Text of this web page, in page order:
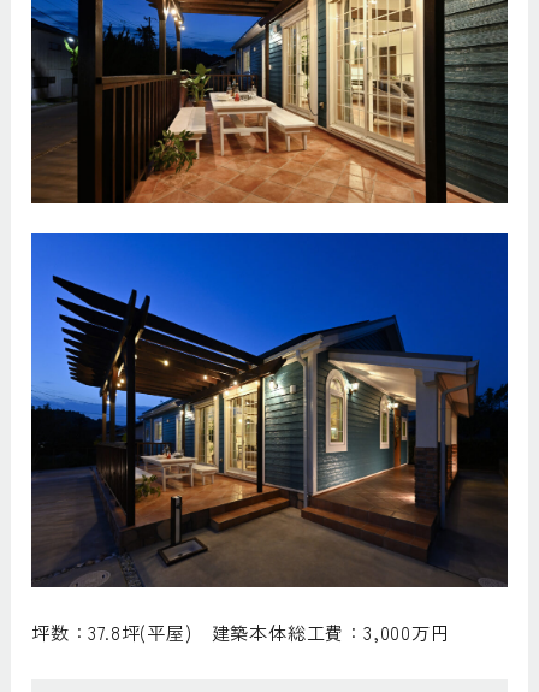
坪数：37.8坪(平屋) 建築本体総工費：3,000万円